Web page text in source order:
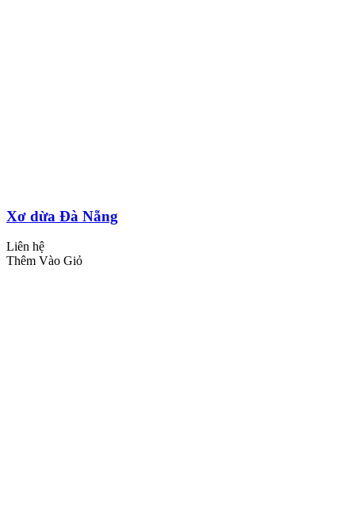
Xơ dừa Đà Nẵng
Liên hệ
Thêm Vào Giỏ